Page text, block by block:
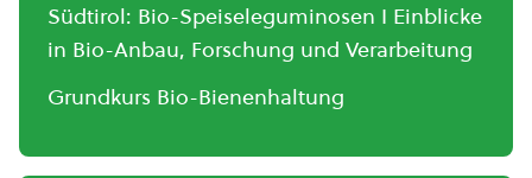
Südtirol: Bio-Speiseleguminosen I Einblicke
in Bio-Anbau, Forschung und Verarbeitung
Grundkurs Bio-Bienenhaltung